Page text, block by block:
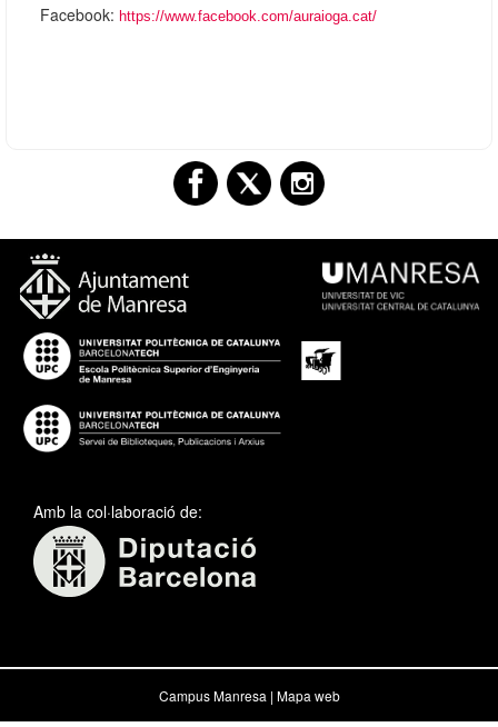
Facebook: https://www.facebook.com/auraioga.cat/
Amb la col·laboració de:
Campus Manresa | Mapa web